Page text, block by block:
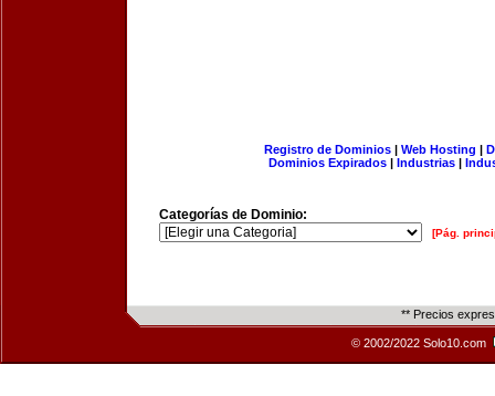
Registro de Dominios| Web Hosting |
Dominios Expirados | Industrias |
Categorías de Dominio:
[Pág.
** Precios
© 2002/2022 Solo10.com